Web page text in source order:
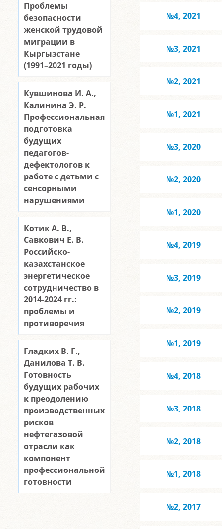
Проблемы
безопасности
женской трудовой
миграции в
Кыргызстане
(1991–2021 годы)
Кувшинова И. А.,
Калинина Э. Р.
Профессиональная
подготовка
будущих
педагогов-
дефектологов к
работе с детьми с
сенсорными
нарушениями
Котик А. В.,
Савкович Е. В.
Российско-
казахстанское
энергетическое
сотрудничество в
2014-2024 гг.:
проблемы и
противоречия
Гладких В. Г.,
Данилова Т. В.
Готовность
будущих рабочих
к преодолению
производственных
рисков
нефтегазовой
отрасли как
компонент
профессиональной
готовности
№4, 2021
№3, 2021
№2, 2021
№1, 2021
№3, 2020
№2, 2020
№1, 2020
№4, 2019
№3, 2019
№2, 2019
№1, 2019
№4, 2018
№3, 2018
№2, 2018
№1, 2018
№2, 2017